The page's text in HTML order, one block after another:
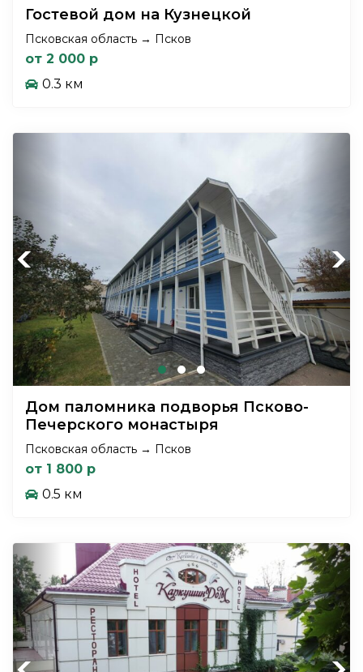
Гостевой дом на Кузнецкой
Псковская область → Псков
от 2 000 р
0.3 км
Previous Next
Дом паломника подворья Псково-
Печерского монастыря
Псковская область → Псков
от 1 800 р
0.5 км
Previous Next